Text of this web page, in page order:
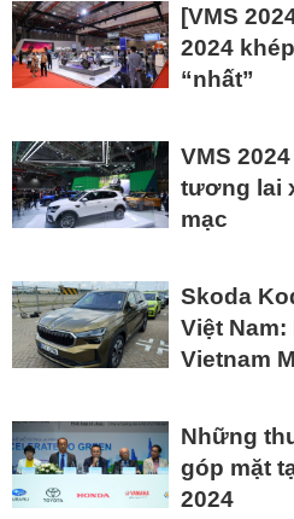
[VMS
2024
“nhất”
VMS
tương lai
mạc
Skoda
Việt
Vietnam
Những
góp mặt
2024